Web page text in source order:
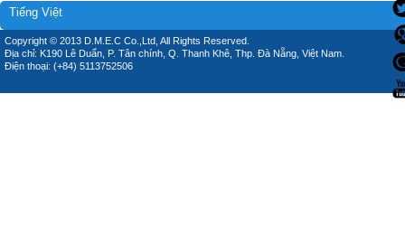
Tiếng Việt
Copyright © 2013 D.M.E.C Co.,Ltd, All Rights Reserved.
Địa chỉ: K190 Lê Duẩn, P. Tân chính, Q. Thanh Khê, Thp. Đà Nẵng, Việt Nam.
Điện thoại: (+84) 5113752506